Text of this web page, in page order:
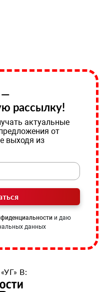
—
рассылку!
актуальные
от
выходя из
и даю
данных
В: